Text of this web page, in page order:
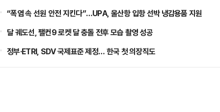
“폭염 속 선원 안전 지킨다”…UPA, 울산항 입항 선박 냉감용품 지원
달 궤도선, 팰컨9 로켓 달 충돌 전후 모습 촬영 성공
정부·ETRI, SDV 국제표준 제정… 한국 첫 의장직도